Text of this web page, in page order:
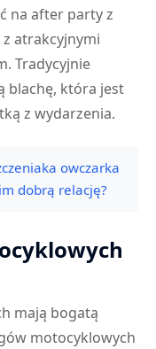
na after party z
atrakcyjnymi
Tradycyjnie
blachę, która jest
z wydarzenia.
owczarka
dobrą relację?
mają bogatą
motocyklowych